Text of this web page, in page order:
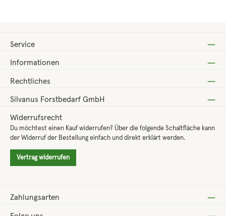
Service
Informationen
Rechtliches
Silvanus Forstbedarf GmbH
Widerrufsrecht
Du möchtest einen Kauf widerrufen? Über die folgende Schaltfläche kann
der Widerruf der Bestellung einfach und direkt erklärt werden.
Vertrag widerrufen
Zahlungsarten